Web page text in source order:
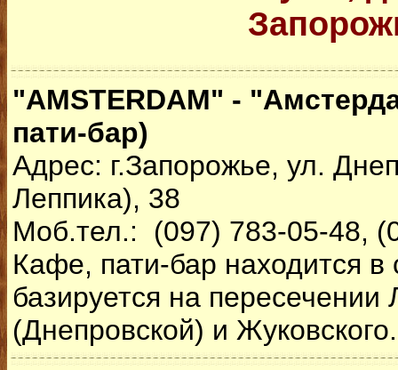
"AMSTERDAM" -
пати-бар)
Адрес: г.Запорожье, ул.
Леппика), 38
Моб.тел.: (097) 783-05-48,
Кафе, пати-бар находится в
базируется на пересечении
(Днепровской) и